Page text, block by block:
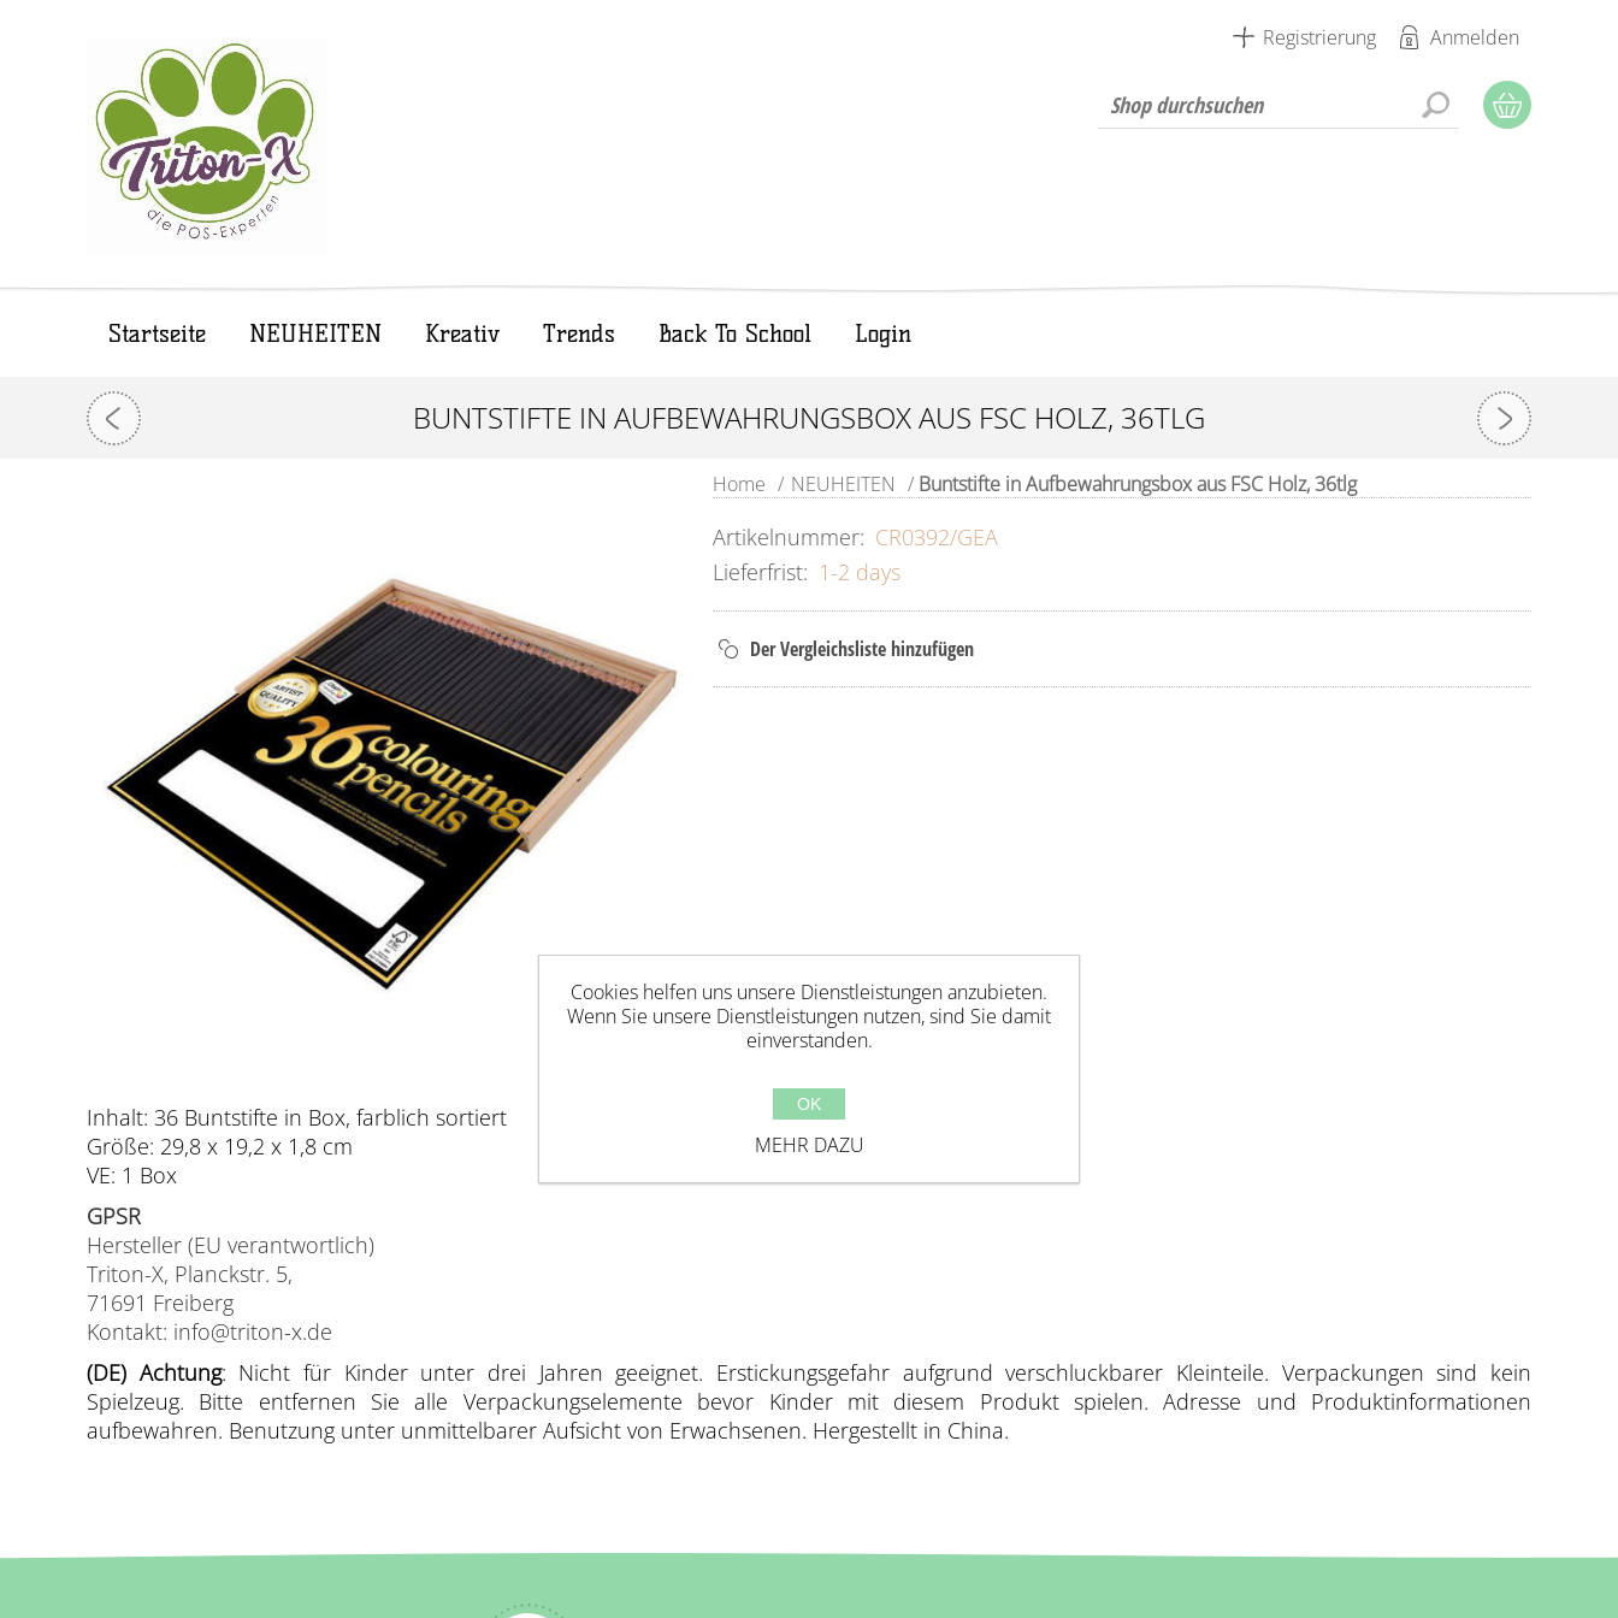
Registrierung Anmelden
Startseite NEUHEITEN Kreativ Trends Back To School Login
BUNTSTIFTE IN AUFBEWAHRUNGSBOX AUS FSC HOLZ, 36TLG
Home / NEUHEITEN / Buntstifte in Aufbewahrungsbox aus FSC Holz, 36tlg
Artikelnummer: CR0392/GEA
Lieferfrist: 1-2 days
Inhalt: 36 Buntstifte in Box, farblich sortiert
Größe: 29,8 x 19,2 x 1,8 cm
VE: 1 Box
GPSR
Hersteller (EU verantwortlich)
Triton-X, Planckstr. 5,
71691 Freiberg
Kontakt: info@triton-x.de
(DE) Achtung: Nicht für Kinder unter drei Jahren geeignet. Erstickungsgefahr aufgrund verschluckbarer Kleinteile. Verpackungen sind kein
Spielzeug. Bitte entfernen Sie alle Verpackungselemente bevor Kinder mit diesem Produkt spielen. Adresse und Produktinformationen
aufbewahren. Benutzung unter unmittelbarer Aufsicht von Erwachsenen. Hergestellt in China.
Cookies helfen uns unsere Dienstleistungen anzubieten.
Wenn Sie unsere Dienstleistungen nutzen, sind Sie damit
einverstanden.
OK
MEHR DAZU